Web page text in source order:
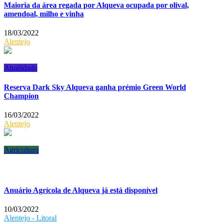
Maioria da área regada por Alqueva ocupada por olival,
amendoal, milho e vinha
18/03/2022
Alentejo
Atualidade
Reserva Dark Sky Alqueva ganha prémio Green World
Champion
16/03/2022
Alentejo
Agricultura
Anuário Agrícola de Alqueva já está disponível
10/03/2022
Alentejo - Litoral